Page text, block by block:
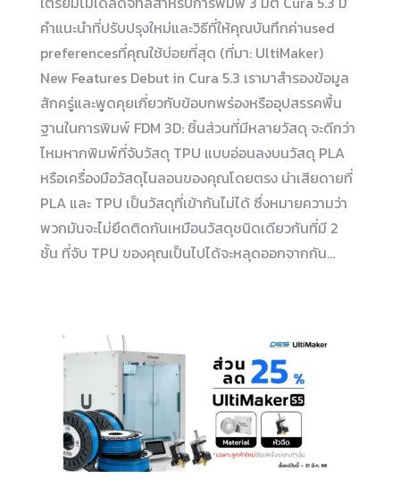
คำแนะนำที่ปรับปรุงใหม่และวิธีที่ให้คุณบันทึกค่าused
preferencesที่คุณใช้บ่อยที่สุด (ที่มา: UltiMaker)
New Features Debut in Cura 5.3 เรามาสำรองข้อมูล
สักครู่และพูดคุยเกี่ยวกับข้อบกพร่องหรืออุปสรรคพื้น
ฐานในการพิมพ์ FDM 3D: ชิ้นส่วนที่มีหลายวัสดุ จะดีกว่า
ไหมหากพิมพ์ที่จับวัสดุ TPU แบบอ่อนลงบนวัสดุ PLA
หรือเครื่องมือวัสดุไนลอนของคุณโดยตรง น่าเสียดายที่
PLA และ TPU เป็นวัสดุที่เข้ากันไม่ได้ ซึ่งหมายความว่า
พวกมันจะไม่ยึดติดกันเหมือนวัสดุชนิดเดียวกันที่มี 2
ชั้น ที่จับ TPU ของคุณเป็นไปได้จะหลุดออกจากกัน…